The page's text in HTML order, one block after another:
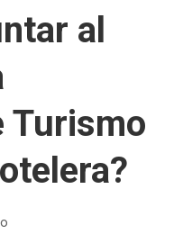
al
Turismo